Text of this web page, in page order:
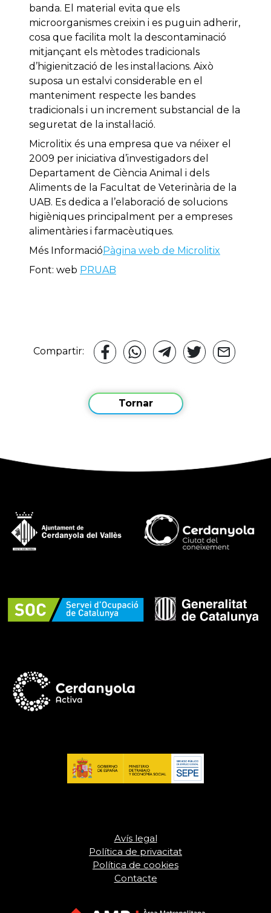
banda. El material evita que els
microorganismes creixin i es puguin adherir,
cosa que facilita molt la descontaminació
mitjançant els mètodes tradicionals
d’higienització de les instal·lacions. Això
suposa un estalvi considerable en el
manteniment respecte les bandes
tradicionals i un increment substancial de la
seguretat de la instal·lació.
Microlitix és una empresa que va néixer el
2009 per iniciativa d’investigadors del
Departament de Ciència Animal i dels
Aliments de la Facultat de Veterinària de la
UAB. Es dedica a l’elaboració de solucions
higièniques principalment per a empreses
alimentàries i farmacèutiques.
Més InformacióPàgina web de Microlitix
Font: web PRUAB
Compartir:
Tornar
Avís legal
Política de privacitat
Política de cookies
Contacte